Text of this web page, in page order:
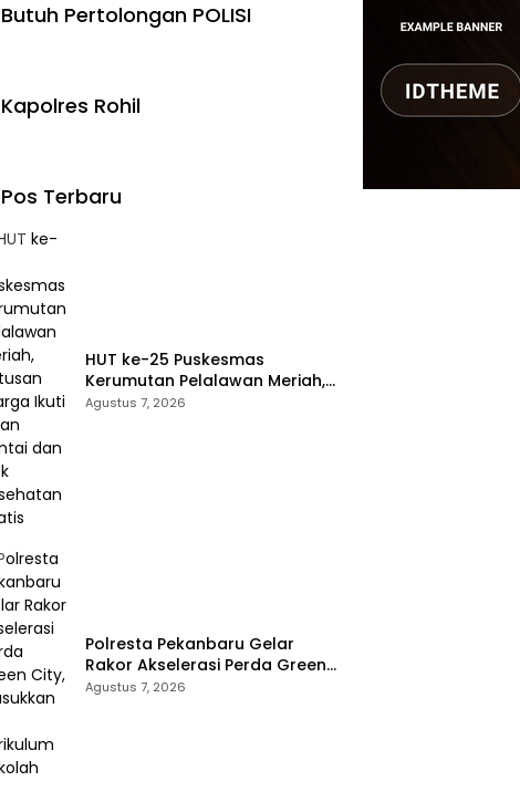
Butuh Pertolongan POLISI
Kapolres Rohil
Pos Terbaru
HUT ke-25 Puskesmas
Kerumutan Pelalawan Meriah,
Ratusan Warga Ikuti Jalan
Agustus 7, 2026
Polresta Pekanbaru Gelar
Rakor Akselerasi Perda Green
City, Masukkan ke Kurikulum
Agustus 7, 2026